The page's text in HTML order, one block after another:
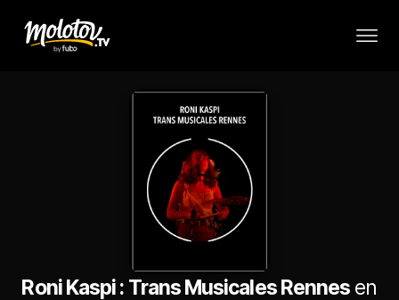
Roni Kaspi : Trans Musicales Rennes en